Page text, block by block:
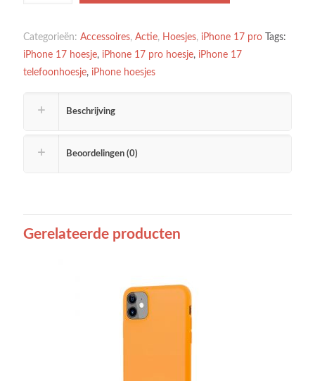
Categorieën: Accessoires, Actie, Hoesjes, iPhone 17 pro
Tags:
iPhone 17 hoesje, iPhone 17 pro hoesje, iPhone 17
telefoonhoesje, iPhone hoesjes
Beschrijving
Beoordelingen (0)
Gerelateerde producten